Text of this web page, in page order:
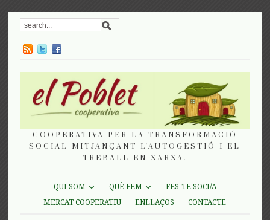
COOPERATIVA PER LA TRANSFORMACIÓ
SOCIAL MITJANÇANT L'AUTOGESTIÓ I EL
TREBALL EN XARXA.
QUI SOM QUÈ FEM
FES-TE SOCI/A
MERCAT COOPERATIU
ENLLAÇOS CONTACTE